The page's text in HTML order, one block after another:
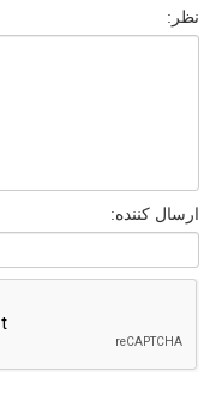
نظر:
ارسال کننده: